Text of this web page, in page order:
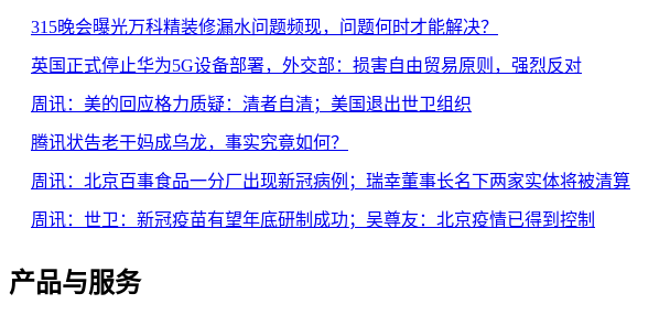
315晚会曝光万科精装修漏水问题频现，问题何时才能解决？
英国正式停止华为5G设备部署，外交部：损害自由贸易原则，强烈反对
周讯：美的回应格力质疑：清者自清；美国退出世卫组织
腾讯状告老干妈成乌龙，事实究竟如何？
周讯：北京百事食品一分厂出现新冠病例；瑞幸董事长名下两家实体将被清算
周讯：世卫：新冠疫苗有望年底研制成功；吴尊友：北京疫情已得到控制
产品与服务